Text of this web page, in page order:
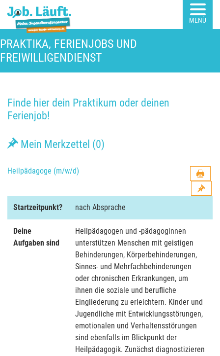
MENÜ
PRAKTIKA, FERIENJOBS UND
FREIWILLIGENDIENST
Finde hier dein Praktikum oder deinen
Ferienjob!
Mein Merkzettel (0)
Heilpädagoge (m/w/d)
Startzeitpunkt? nach Absprache
Deine
Aufgaben sind
Heilpädagogen und -pädagoginnen
unterstützen Menschen mit geistigen
Behinderungen, Körperbehinderungen,
Sinnes- und Mehrfachbehinderungen
oder chronischen Erkrankungen, um
ihnen die soziale und berufliche
Eingliederung zu erleichtern. Kinder und
Jugendliche mit Entwicklungsstörungen,
emotionalen und Verhaltensstörungen
sind ebenfalls im Blickpunkt der
Heilpädagogik. Zunächst diagnostizieren